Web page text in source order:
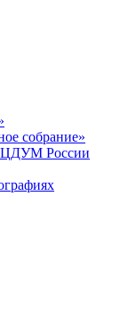
собрание»
ЦДУМ России